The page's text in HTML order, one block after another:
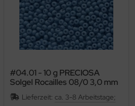
#04.01 - 10 g PRECIOSA
Solgel Rocailles 08/0 3,0 mm
- Opaque Pacific
Lieferzeit: ca. 3-8 Arbeitstage;